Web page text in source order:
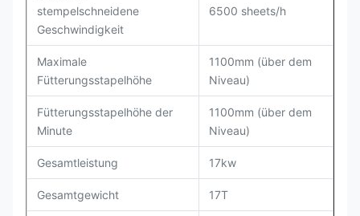
stempelschneidene
Geschwindigkeit
6500 sheets/h
Maximale
Fütterungsstapelhöhe
1100mm (über dem
Niveau)
Fütterungsstapelhöhe der
Minute
1100mm (über dem
Niveau)
Gesamtleistung 17kw
Gesamtgewicht 17T